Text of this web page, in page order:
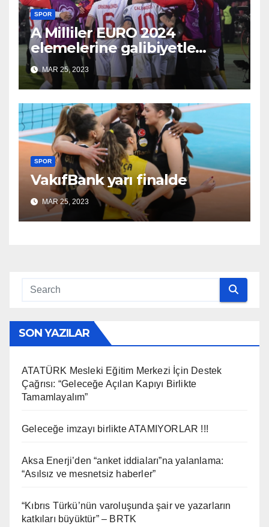
SPOR
A Milliler EURO 2024
elemelerine galibiyetle
başladı
MAR 25, 2023
SPOR
VakıfBank yarı finalde
MAR 25, 2023
SON YAZILAR
ATATÜRK Mesleki Eğitim Merkezi İçin Destek
Çağrısı: “Geleceğe Açılan Kapıyı Birlikte
Tamamlayalım”
Geleceğe imzayı birlikte ATAMIYORLAR !!!
Aksa Enerji’den “anket iddiaları”na yalanlama:
“Asılsız ve mesnetsiz haberler”
“Kıbrıs Türkü’nün varoluşunda şair ve yazarların
katkıları büyüktür” – BRTK